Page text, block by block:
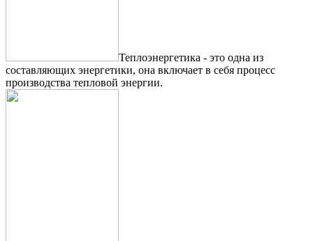
Теплоэнергетика - это одна из
составляющих энергетики, она включает в себя процесс
производства тепловой энергии.